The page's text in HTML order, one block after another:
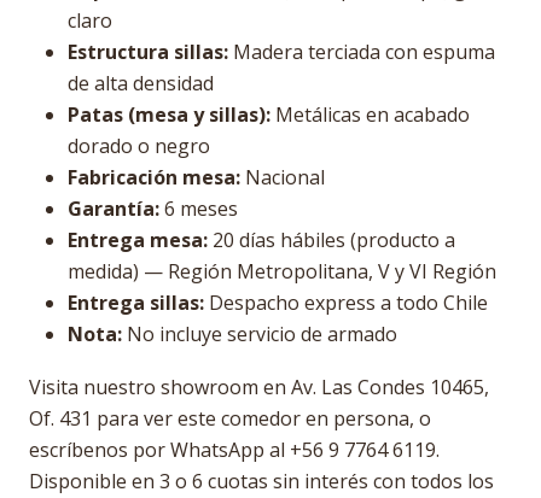
claro
Estructura sillas: Madera terciada con espuma
de alta densidad
Patas (mesa y sillas): Metálicas en acabado
dorado o negro
Fabricación mesa: Nacional
Garantía:6 meses
Entrega mesa: 20 días hábiles (producto a
medida) — Región Metropolitana, V y VI Región
Entrega sillas: Despacho express a todo Chile
Nota: No incluye servicio de armado
Visita nuestro showroom en Av. Las Condes 10465,
Of. 431 para ver este comedor en persona, o
escríbenos por WhatsApp al +56 9 7764 6119.
Disponible en 3 o 6 cuotas sin interés con todos los